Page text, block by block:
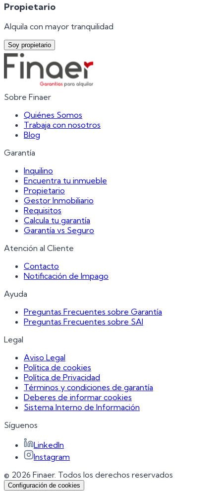
Propietario
Alquila con mayor tranquilidad
Soy propietario
Sobre Finaer
Quiénes Somos
Trabaja con nosotros
Blog
Garantía
Inquilino
Encuentra tu inmueble
Propietario
Gestor Inmobiliario
Requisitos
Calcula tu garantía
Garantía vs Seguro
Atención al Cliente
Contacto
Notificación de Impago
Ayuda
Preguntas Frecuentes sobre Garantía
Preguntas Frecuentes sobre SAI
Legal
Aviso Legal
Política de cookies
Política de Privacidad
Términos y condiciones de garantía
Deberes de informar cookies
Sistema Interno de Información
Síguenos
LinkedIn
Instagram
© 2026 Finaer. Todos los derechos reservados
Configuración de cookies